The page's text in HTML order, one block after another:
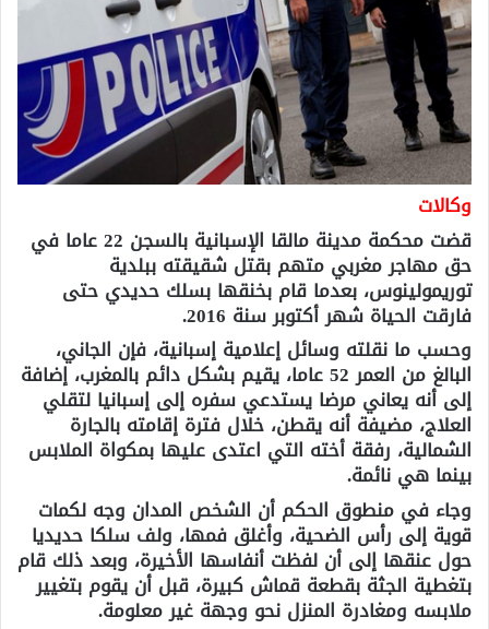
وكالات
قضت محكمة مدينة مالقا الإسبانية بالسجن 22 عاما في
حق مهاجر مغربي متهم بقتل شقيقته ببلدية
توريمولينوس، بعدما قام بخنقها بسلك حديدي حتى
فارقت الحياة شهر أكتوبر سنة 2016.
وحسب ما نقلته وسائل إعلامية إسبانية، فإن الجاني،
البالغ من العمر 52 عاما، يقيم بشكل دائم بالمغرب، إضافة
إلى أنه يعاني مرضا يستدعي سفره إلى إسبانيا لتقلي
العلاج، مضيفة أنه يقطن، خلال فترة إقامته بالجارة
الشمالية، رفقة أخته التي اعتدى عليها بمكواة الملابس
بينما هي نائمة.
وجاء في منطوق الحكم أن الشخص المدان وجه لكمات
قوية إلى رأس الضحية، وأغلق فمها، ولف سلكا حديديا
حول عنقها إلى أن لفظت أنفاسها الأخيرة، وبعد ذلك قام
بتغطية الجثة بقطعة قماش كبيرة، قبل أن يقوم بتغيير
ملابسه ومغادرة المنزل نحو وجهة غير معلومة.